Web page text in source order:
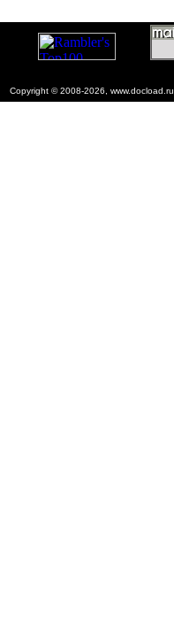
Copyright © 2008-2026, www.docload.ru